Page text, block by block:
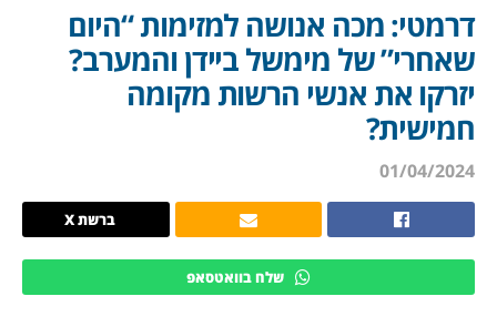
דרמטי: מכה אנושה למזימות “היום
שאחרי” של מימשל ביידן והמערב?
יזרקו את אנשי הרשות מקומה
חמישית?
01/04/2024
ברשת X
שלח בוואטסאפ